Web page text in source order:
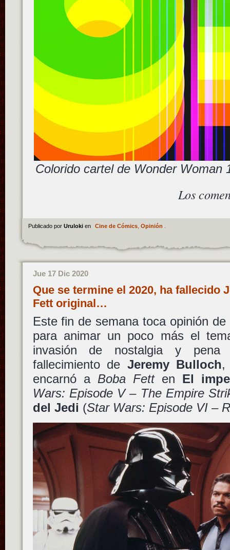
Colorido cartel de Wonder Woman
Los
Publicado por Uruloki en Cine de Cómics, Opinión
Jue 17 Dic 2020
Que se termine el 2020, ha fallecido
Fett original…
Este fin de semana toca opinión de
para animar un poco más el
invasión de nostalgia y
fallecimiento de Jeremy Bulloch,
encarnó a Boba Fetten El
Wars: Episode V – The Empire
del Jedi (Star Wars: Episode VI –